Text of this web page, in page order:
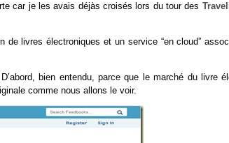
car je les avais déjàs croisés lors du tour des
livres électroniques et un service “en cloud”
bien entendu, parce que le marché du livre
comme nous allons le voir.